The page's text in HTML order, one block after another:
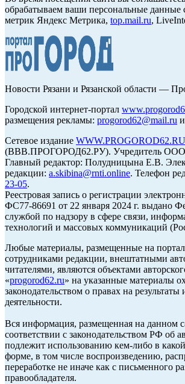
обрабатываем ваши персональные данные
метрик Яндекс Метрика, top.mail.ru,
Новости Рязани и Рязанской области —
Городской интернет-портал
размещения рекламы: progorod62@mail.ru
Сетевое издание WWW.PROGOROD62.RU
(ВВВ.ПРОГОРОД62.РУ). Учредитель ООО
Главный редактор: Полудницына Е.В.
редакции: a.skibina@rnti.online. Телефон
23-05.
Реестровая запись о регистрации
ФС77-86691 от 22 января 2024 г. выдано
службой по надзору в сфере связи,
технологий и массовых коммуникаций
Любые материалы, размещенные на
сотрудниками редакции, внештатными
читателями, являются объектами
«progorod62.ru» на указанные материалы
законодательством о правах на результаты
деятельности.
Вся информация, размещенная на данном
соответствии с законодательством РФ об
подлежит использованию кем-либо в
форме, в том числе воспроизведению,
переработке не иначе как с письменного
правообладателя.